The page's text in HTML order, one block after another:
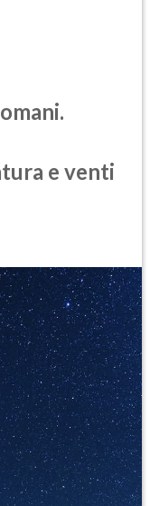
e venti